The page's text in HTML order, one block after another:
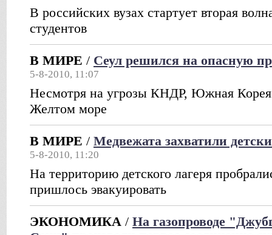
В российских вузах стартует вторая
студентов
В МИРЕ / Сеул решился на опасную
5-8-2010, 11:07
Несмотря на угрозы КНДР, Южная Корея
Желтом море
В МИРЕ / Медвежата захватили
5-8-2010, 11:20
На территорию детского лагеря
пришлось эвакуировать
ЭКОНОМИКА / На газопроводе